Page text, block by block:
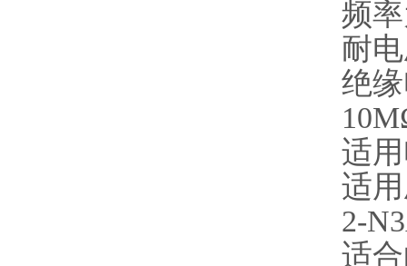
频
耐
绝
适
适
2-
适